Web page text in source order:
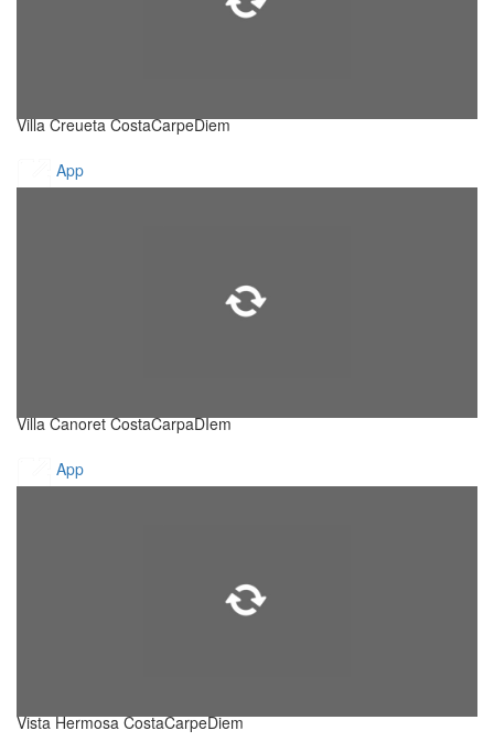
Villa Creueta CostaCarpeDiem
App
Villa Canoret CostaCarpaDIem
App
Vista Hermosa CostaCarpeDiem